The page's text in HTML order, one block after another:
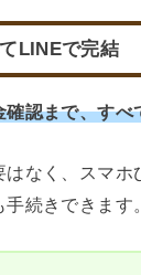
LINEで完結
確認まで、す
はなく、スマホ
続きできます。